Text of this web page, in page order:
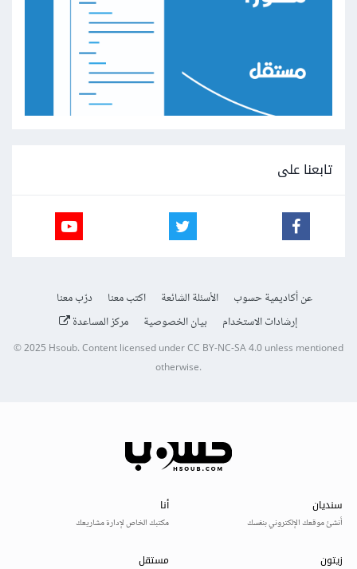
تابعنا على
عن أكاديمية حسوب الأسئلة الشائعة اكتب معنا
درّب معنا
إرشادات الاستخدام
بيان الخصوصية مركز المساعدة
© 2025Hsoub.Content licensed underCC BY-NC-SA 4.0unless mentioned
otherwise.